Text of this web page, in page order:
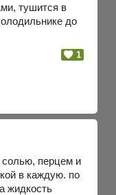
тушится в
до
1
солью, перцем и
в каждую. по
жидкость